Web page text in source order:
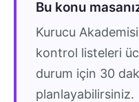
Bu konu
Kurucu
kontrol listeleri
durum için 30
planlayabilirsiniz.